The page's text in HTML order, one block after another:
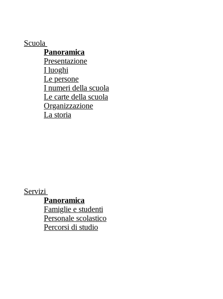
Scuola
Panoramica
Presentazione
I luoghi
Le persone
I numeri della scuola
Le carte della scuola
Organizzazione
La storia
Servizi
Panoramica
Famiglie e studenti
Personale scolastico
Percorsi di studio